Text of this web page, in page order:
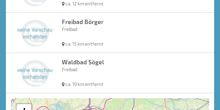
ca. 12 km entfernt
Freibad Börger
Freibad
ca. 15 km entfernt
Waldbad Sögel
Freibad
ca. 19 km entfernt